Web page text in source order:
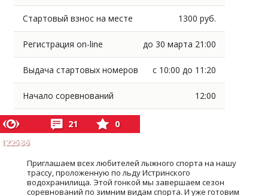
Стартовый взнос на месте 1300 руб.
Регистрация on-line до 30 марта 21:00
Выдача стартовых номеров c 10:00 до 11:20
Начало соревнований 12:00
122586
21 0
Приглашаем всех любителей лыжного спорта на нашу
трассу, проложенную по льду Истринского
водохранилища. Этой гонкой мы завершаем сезон
соревнований по зимним видам спорта. И уже готовим